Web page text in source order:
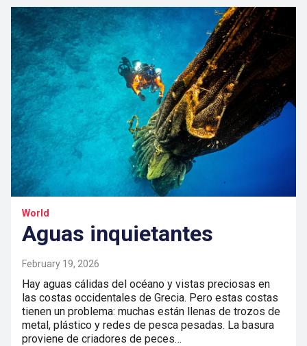
World
Aguas inquietantes
February 19, 2026
Hay aguas cálidas del océano y vistas preciosas en
las costas occidentales de Grecia. Pero estas costas
tienen un problema: muchas están llenas de trozos de
metal, plástico y redes de pesca pesadas. La basura
proviene de criadores de peces…